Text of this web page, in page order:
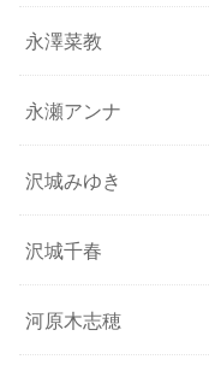
永澤菜教
永瀬アンナ
沢城みゆき
沢城千春
河原木志穂